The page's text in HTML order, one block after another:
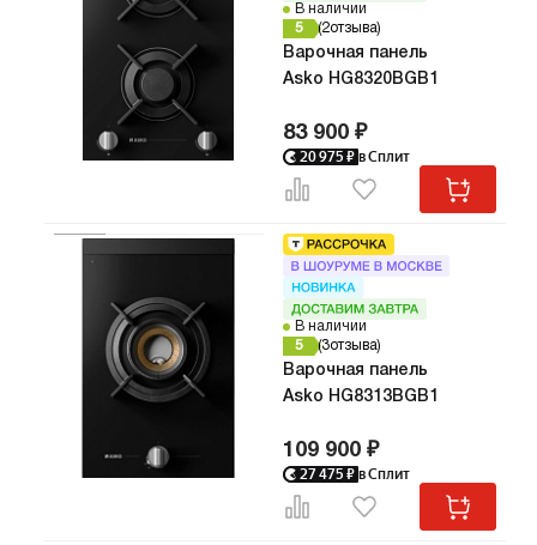
В наличии
5
2отзыва
Варочная панель
Asko HG8320BGB1
83 900 ₽
20 975 ₽ в Сплит
В наличии
5
3отзыва
Варочная панель
Asko HG8313BGB1
109 900 ₽
27 475 ₽ в Сплит